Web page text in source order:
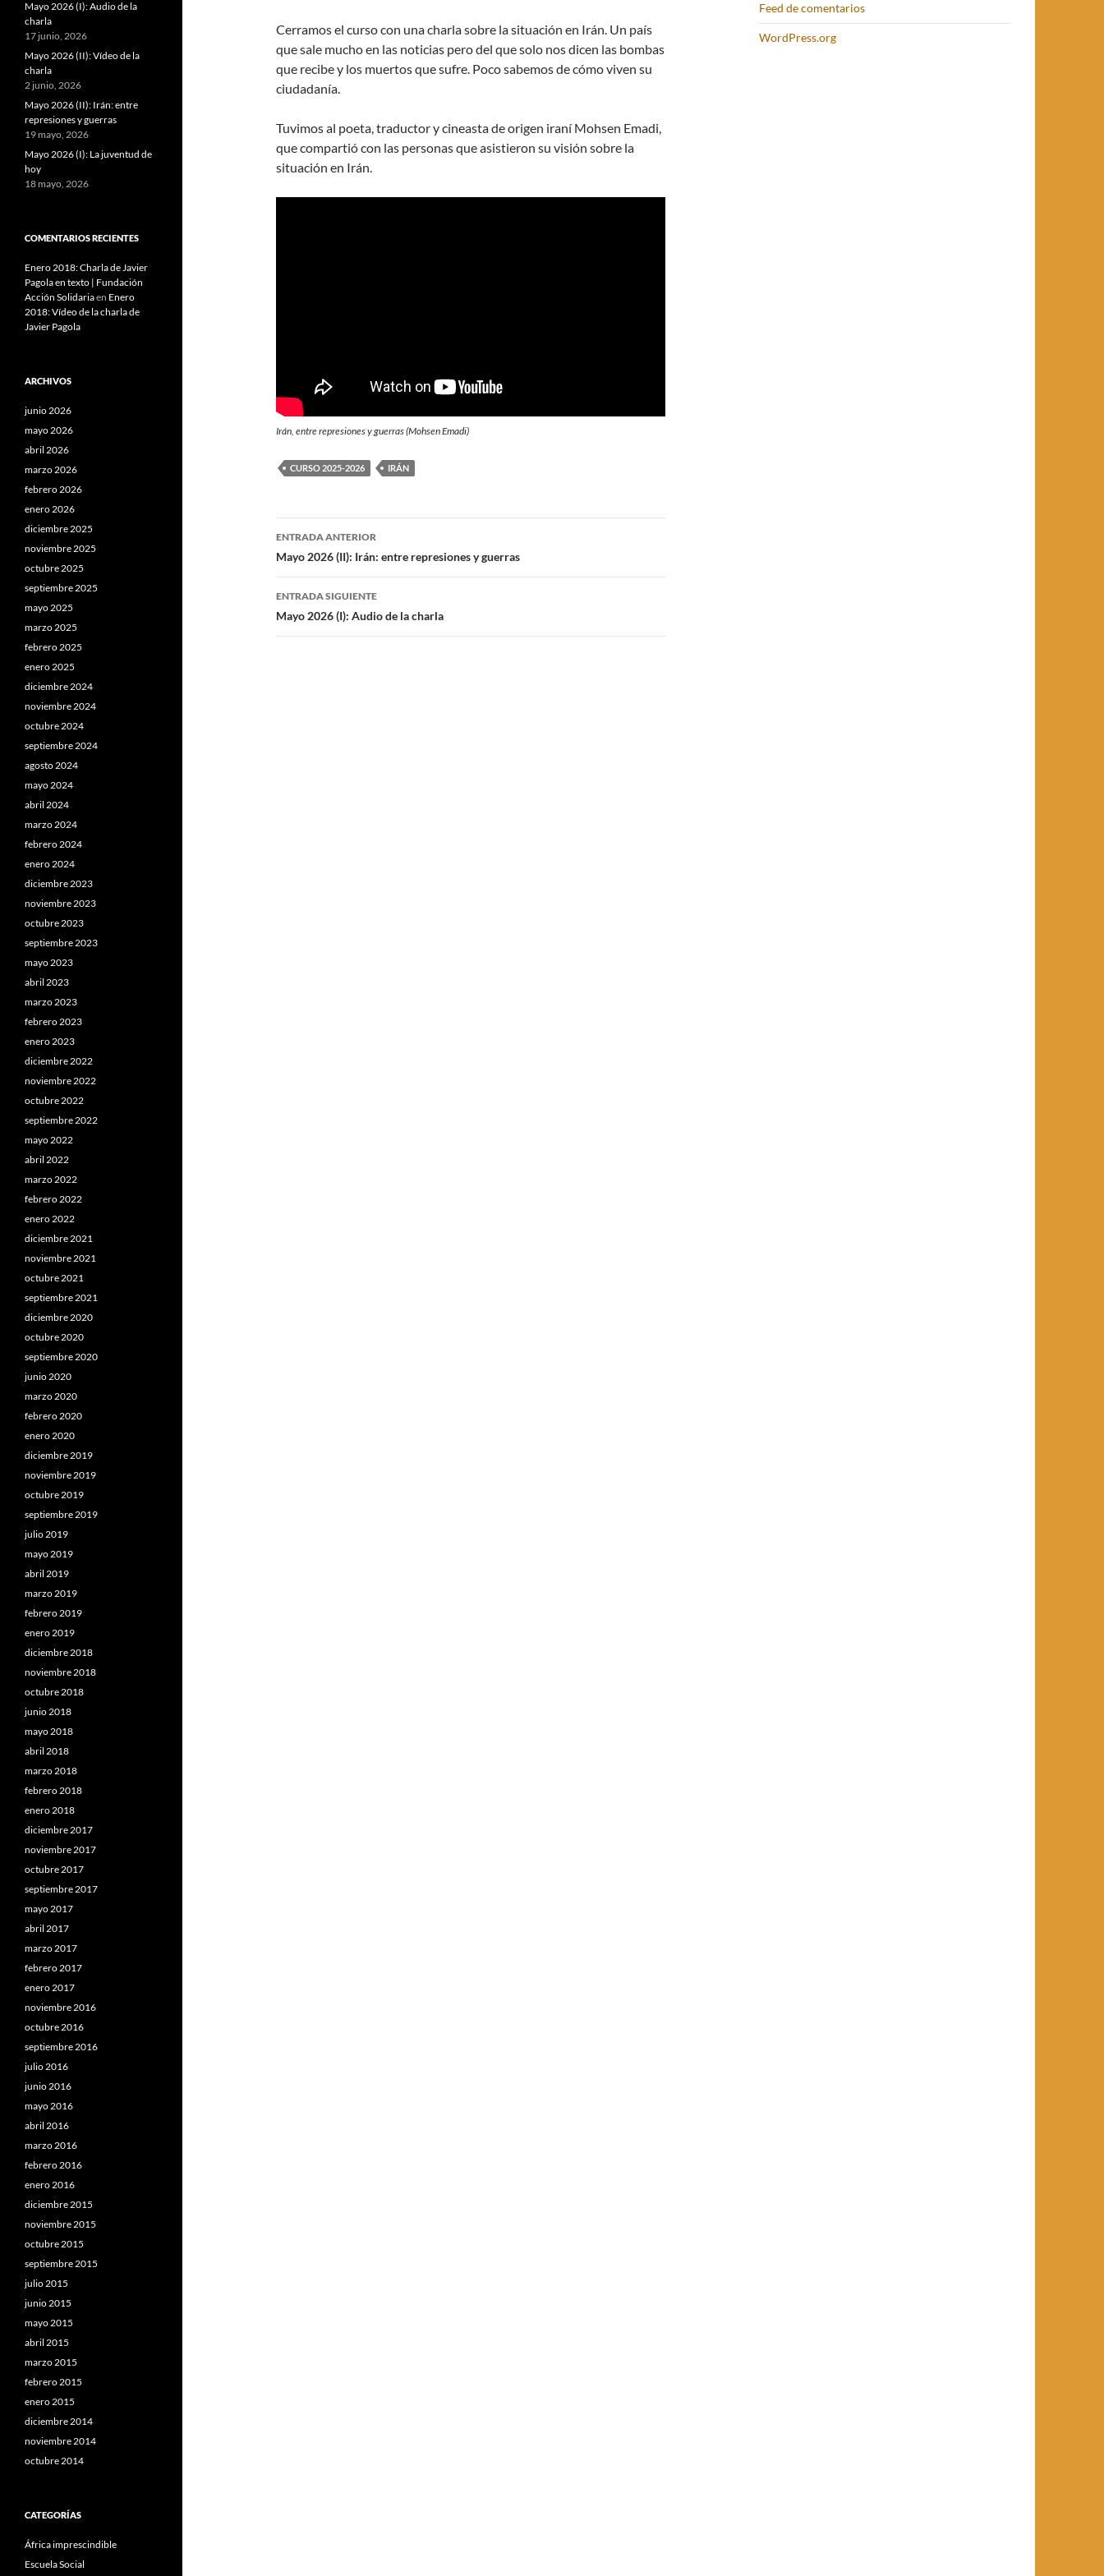
Cerramos el curso con una charla sobre la situación en Irán. Un país
que sale mucho en las noticias pero del que solo nos dicen las bombas
que recibe y los muertos que sufre. Poco sabemos de cómo viven su
ciudadanía.
Tuvimos al poeta, traductor y cineasta de origen iraní Mohsen Emadi,
que compartió con las personas que asistieron su visión sobre la
situación en Irán.
Irán, entre represiones y guerras (Mohsen Emadi)
CURSO 2025-2026 IRÁN
Navegación
de
entradas
ENTRADA ANTERIOR
Mayo 2026 (II): Irán: entre represiones y guerras
ENTRADA SIGUIENTE
Mayo 2026 (I): Audio de la charla
Feed de comentarios
WordPress.org
Mayo 2026 (I): Audio de la
charla
17 junio, 2026
Mayo 2026 (II): Vídeo de la
charla
2 junio, 2026
Mayo 2026 (II): Irán: entre
represiones y guerras
19 mayo, 2026
Mayo 2026 (I): La juventud de
hoy
18 mayo, 2026
COMENTARIOS RECIENTES
Enero 2018: Charla de Javier
Pagola en texto | Fundación
Acción Solidariaen Enero
2018: Vídeo de la charla de
Javier Pagola
ARCHIVOS
junio 2026
mayo 2026
abril 2026
marzo 2026
febrero 2026
enero 2026
diciembre 2025
noviembre 2025
octubre 2025
septiembre 2025
mayo 2025
marzo 2025
febrero 2025
enero 2025
diciembre 2024
noviembre 2024
octubre 2024
septiembre 2024
agosto 2024
mayo 2024
abril 2024
marzo 2024
febrero 2024
enero 2024
diciembre 2023
noviembre 2023
octubre 2023
septiembre 2023
mayo 2023
abril 2023
marzo 2023
febrero 2023
enero 2023
diciembre 2022
noviembre 2022
octubre 2022
septiembre 2022
mayo 2022
abril 2022
marzo 2022
febrero 2022
enero 2022
diciembre 2021
noviembre 2021
octubre 2021
septiembre 2021
diciembre 2020
octubre 2020
septiembre 2020
junio 2020
marzo 2020
febrero 2020
enero 2020
diciembre 2019
noviembre 2019
octubre 2019
septiembre 2019
julio 2019
mayo 2019
abril 2019
marzo 2019
febrero 2019
enero 2019
diciembre 2018
noviembre 2018
octubre 2018
junio 2018
mayo 2018
abril 2018
marzo 2018
febrero 2018
enero 2018
diciembre 2017
noviembre 2017
octubre 2017
septiembre 2017
mayo 2017
abril 2017
marzo 2017
febrero 2017
enero 2017
noviembre 2016
octubre 2016
septiembre 2016
julio 2016
junio 2016
mayo 2016
abril 2016
marzo 2016
febrero 2016
enero 2016
diciembre 2015
noviembre 2015
octubre 2015
septiembre 2015
julio 2015
junio 2015
mayo 2015
abril 2015
marzo 2015
febrero 2015
enero 2015
diciembre 2014
noviembre 2014
octubre 2014
CATEGORÍAS
África imprescindible
Escuela Social